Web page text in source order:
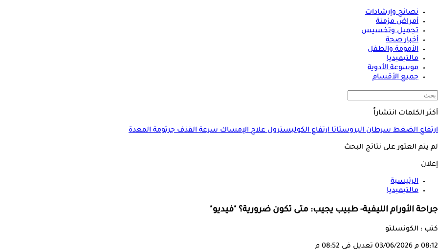
نصائح وإرشادات
أمراض مزمنة
تجميل وتخسيس
أخبار صحة
الأمومة والطفل
مالتيميديا
موسوعة الأدوية
جميع الأقسام
أكثر الكلمات انتشاراً
ارتفاع الضغطسرطان البروستاتاارتفاع الكوليسترولعلاج الإمساكسرعة القذفجرثومة المعدة
لم يتم العثور على نتائج البحث
إعلان
الرئيسية
مالتيميديا
جراحة الأورام الليفية- طبيب يجيب: متى تكون ضرورية؟ "فيديو"
كتب : الكونسلتو
08:12 م 03/06/2026 تعديل في 08:52 م